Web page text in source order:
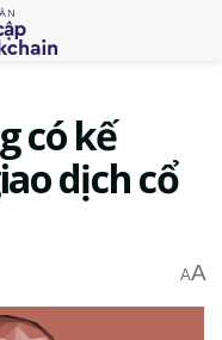
có kế
dịch cổ
AA